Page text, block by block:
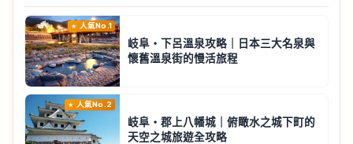
人氣No.1
岐阜・下呂溫泉攻略｜日本三大名泉與
懷舊溫泉街的慢活旅程
人氣No.2
岐阜・郡上八幡城｜俯瞰水之城下町的
天空之城旅遊全攻略